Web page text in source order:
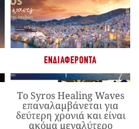
ΕΝΔΙΑΦΈΡΟΝΤΑ
Το Syros Healing Waves
επαναλαμβάνεται για
δεύτερη χρονιά και είναι
ακόμα μεγαλύτερο